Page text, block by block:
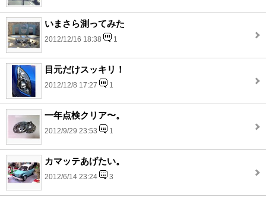
いまさら測ってみた
2012/12/16 18:38 1
目元だけスッキリ！
2012/12/8 17:27 1
一年点検クリア〜。
2012/9/29 23:53 1
カマッテあげたい。
2012/6/14 23:24 3